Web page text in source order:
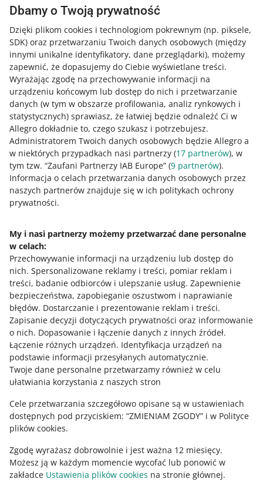
Dbamy o Twoją prywatność
Dzięki plikom cookies i technologiom pokrewnym (np. piksele,
SDK) oraz przetwarzaniu Twoich danych osobowych (między
innymi unikalne identyfikatory, dane przeglądarki), możemy
zapewnić, że dopasujemy do Ciebie wyświetlane treści.
Wyrażając zgodę na przechowywanie informacji na
urządzeniu końcowym lub dostęp do nich i przetwarzanie
danych (w tym w obszarze profilowania, analiz rynkowych i
statystycznych) sprawiasz, że łatwiej będzie odnaleźć Ci w
Allegro dokładnie to, czego szukasz i potrzebujesz.
Administratorem Twoich danych osobowych będzie Allegro a
w niektórych przypadkach nasi partnerzy (17 partnerów), w
tym tzw. “Zaufani Partnerzy IAB Europe” (9 partnerów).
Informacja o celach przetwarzania danych osobowych przez
naszych partnerów znajduje się w ich politykach ochrony
prywatności.
My i nasi partnerzy możemy przetwarzać dane personalne
w celach:
Przechowywanie informacji na urządzeniu lub dostęp do
nich. Spersonalizowane reklamy i treści, pomiar reklam i
treści, badanie odbiorców i ulepszanie usług. Zapewnienie
bezpieczeństwa, zapobieganie oszustwom i naprawianie
błędów. Dostarczanie i prezentowanie reklam i treści.
Zapisanie decyzji dotyczących prywatności oraz informowanie
o nich. Dopasowanie i łączenie danych z innych źródeł.
Łączenie różnych urządzeń. Identyfikacja urządzeń na
podstawie informacji przesyłanych automatycznie.
Twoje dane personalne przetwarzamy również w celu
ułatwiania korzystania z naszych stron
Cele przetwarzania szczegółowo opisane są w ustawieniach
dostępnych pod przyciskiem: “ZMIENIAM ZGODY” i w Polityce
plików cookies.
Zgodę wyrażasz dobrowolnie i jest ważna 12 miesięcy.
Możesz ją w każdym momencie wycofać lub ponowić w
zakładce Ustawienia plików cookies na stronie głównej.
zakupowe danego klienta. Dzięki uzasadnieniom dowiesz
się:
co kupujący najbardziej doceniają podczas zakupów u
Ciebieoraz
co możesz poprawić, aby klienci polecali zakupy w
Twoim sklepie.
Jak oceniasz te zmiany/nowości?
0 - Porażka
10 - Rewelacja
0 1 2 3 4 5 6
Potrzebujesz pomocy?
Skontaktuj się z nami
Zapytaj społeczność
Zajrzyj na Allegro Gadane